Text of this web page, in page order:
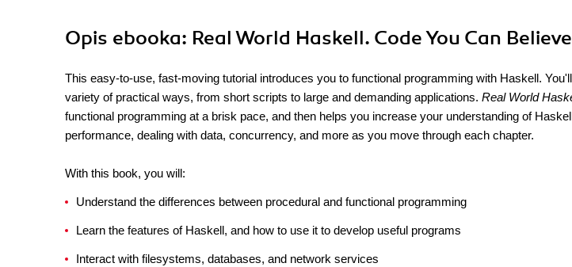
Opis ebooka: Real World Haskell. Code You Can
This easy-to-use, fast-moving tutorial introduces you to functional programming with Haskell.
variety of practical ways, from short scripts to large and demanding applications. Real World
functional programming at a brisk pace, and then helps you increase your understanding of
performance, dealing with data, concurrency, and more as you move through each chapter.
With this book, you will:
Understand the differences between procedural and functional programming
Learn the features of Haskell, and how to use it to develop useful programs
Interact with filesystems, databases, and network services